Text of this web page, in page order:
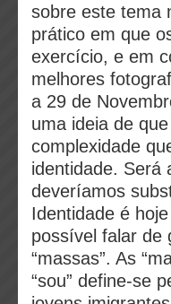
sobre este tema
prático em que
exercício, e em
melhores
a 29 de
uma ideia de
complexidade
identidade. Será
deveríamos
Identidade é
possível falar de
“massas”. As
“sou” define-se